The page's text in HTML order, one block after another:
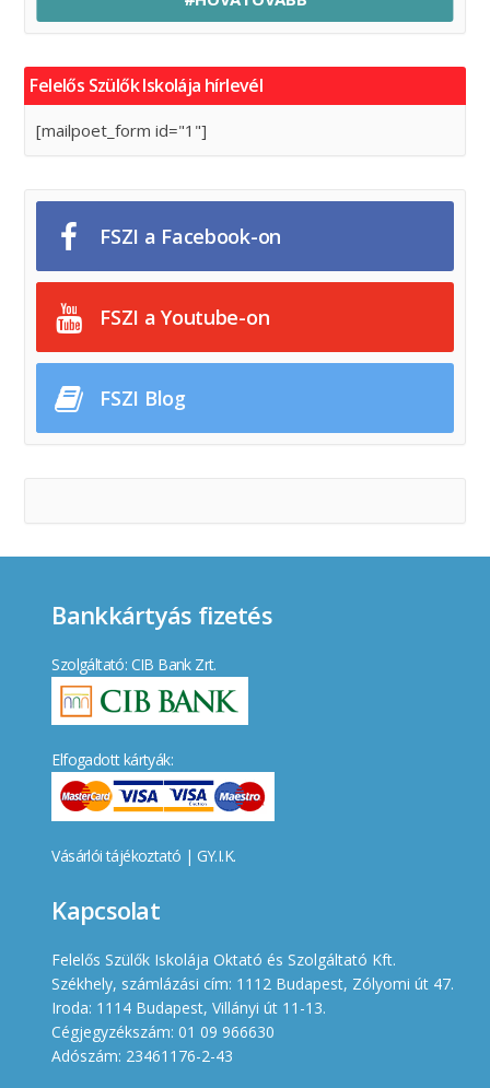
Felelős Szülők Iskolája hírlevél
[mailpoet_form id="1"]
FSZI a Facebook-on
FSZI a Youtube-on
FSZI Blog
Bankkártyás fizetés
Szolgáltató: CIB Bank Zrt.
Elfogadott kártyák:
Vásárlói tájékoztató | GY.I.K.
Kapcsolat
Felelős Szülők Iskolája Oktató és Szolgáltató Kft.
Székhely, számlázási cím: 1112 Budapest, Zólyomi út 47.
Iroda: 1114 Budapest, Villányi út 11-13.
Cégjegyzékszám: 01 09 966630
Adószám: 23461176-2-43